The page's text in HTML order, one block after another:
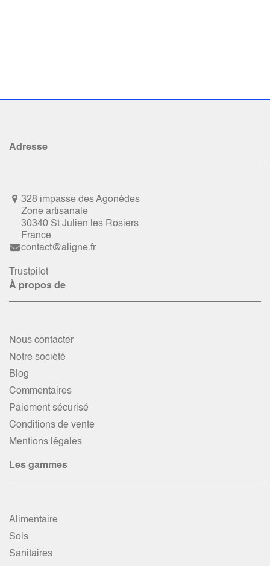
Adresse
328 impasse des Agonèdes
Zone artisanale
30340 St Julien les Rosiers
France
contact@aligne.fr
Trustpilot
À propos de
Nous contacter
Notre société
Blog
Commentaires
Paiement sécurisé
Conditions de vente
Mentions légales
Les gammes
Alimentaire
Sols
Sanitaires